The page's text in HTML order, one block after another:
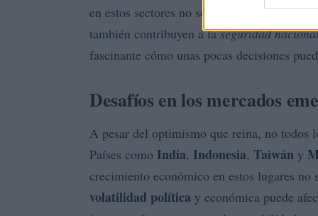
en estos sectores no solo están en una
también contribuyen a laseguridad
fascinante cómo unas pocas decisiones
Desafíos en los mercados
A pesar del optimismo que reina, no todos
Países como India, Indonesia, Taiwán y
crecimiento económico en estos lugares
volatilidad política y económica puede